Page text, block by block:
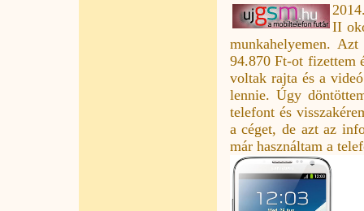
II
munkahelyemen.
94.870 Ft-ot fizettem
voltak rajta és a
lennie. Úgy
telefont és
a céget, de azt az
már használtam a